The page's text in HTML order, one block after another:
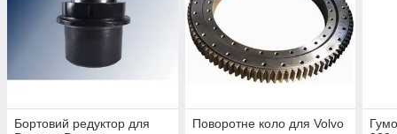
Бортовий редуктор для
Поворотне коло для Volvo